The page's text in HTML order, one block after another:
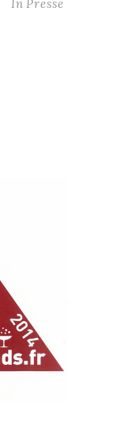
In Presse